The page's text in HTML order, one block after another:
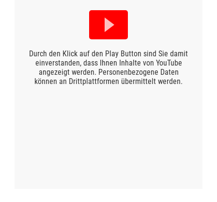
Durch den Klick auf den Play Button sind Sie damit
einverstanden, dass Ihnen Inhalte von YouTube
angezeigt werden. Personenbezogene Daten
können an Drittplattformen übermittelt werden.